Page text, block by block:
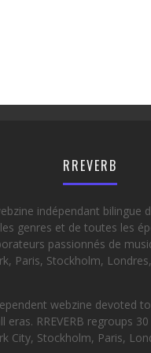
RREVERB
indépendant bilingue
genres et de toutes les
passionnés de
Paris, Stockholm,
webzine devoted
eras. RREVERB regroups
City, Stockholm, Paris,